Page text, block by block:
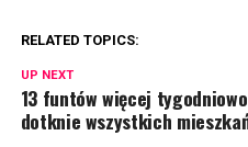
RELATED TOPICS:
UP NEXT
13 funtów więcej
dotknie wszystkich